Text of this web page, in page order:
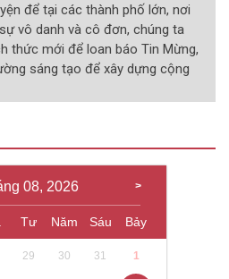
để tại các thành phố lớn, nơi
vô danh và cô đơn, chúng ta
thức mới để loan báo Tin Mừng,
sáng tạo để xây dựng cộng
08, 2026
Tư Năm Sáu Bảy
29 30 31 1